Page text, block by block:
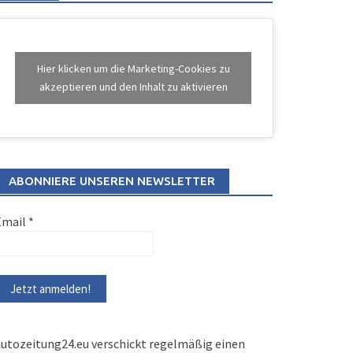
Hier klicken um die Marketing-Cookies zu
akzeptieren und den Inhalt zu aktivieren
ABONNIERE UNSEREN NEWSLETTER
*
verschickt regelmäßig einen